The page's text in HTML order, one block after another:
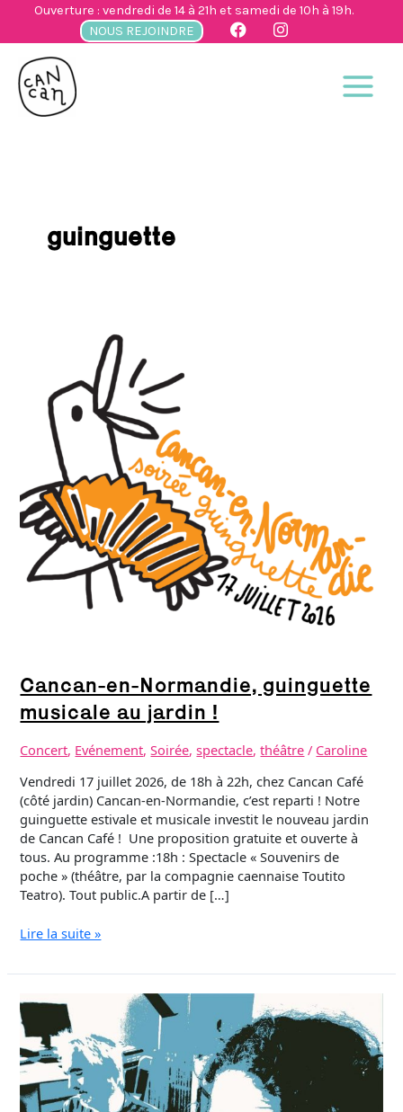
Ouverture : vendredi de 14 à 21h et samedi de 10h à 19h.
NOUS REJOINDRE
contenu
guinguette
Cancan-en-Normandie, guinguette
musicale au jardin !
Concert, Evénement,Soirée,spectacle,théâtre / Caroline
Vendredi 17 juillet 2026, de 18h à 22h, chez Cancan Café
(côté jardin) Cancan-en-Normandie, c’est reparti ! Notre
guinguette estivale et musicale investit le nouveau jardin
de Cancan Café ! Une proposition gratuite et ouverte à
tous. Au programme :18h : Spectacle « Souvenirs de
poche » (théâtre, par la compagnie caennaise Toutito
Teatro). Tout public.A partir de […]
guinguette
musicale
jardin
Lire la suite »
Concert
Adélaïde
Poupette,
Chansons
1900